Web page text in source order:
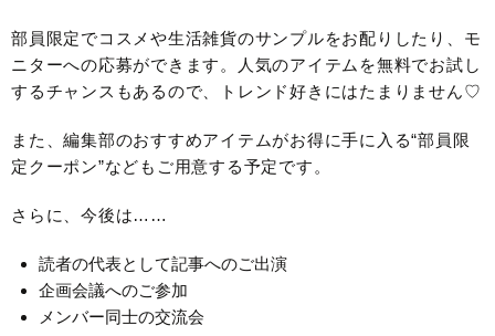
部員限定でコスメや生活雑貨のサンプルをお配りしたり、モ
ニターへの応募ができます。人気のアイテムを無料でお試し
するチャンスもあるので、トレンド好きにはたまりません♡
また、編集部のおすすめアイテムがお得に手に入る“部員限
定クーポン”などもご用意する予定です。
さらに、今後は……
読者の代表として記事へのご出演
企画会議へのご参加
メンバー同士の交流会